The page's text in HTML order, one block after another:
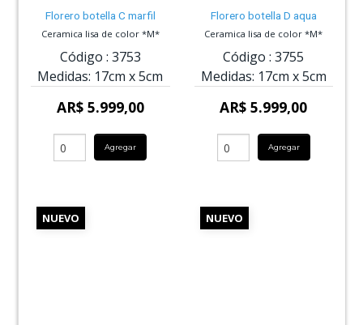
Florero botella C marfil
Ceramica lisa de color *M*
Código : 3753
Medidas: 17cm x5cm
AR$ 5.999,00
Agregar
Florero botella D aqua
Ceramica lisa de color *M*
Código : 3755
Medidas: 17cm x5cm
AR$ 5.999,00
Agregar
NUEVO NUEVO